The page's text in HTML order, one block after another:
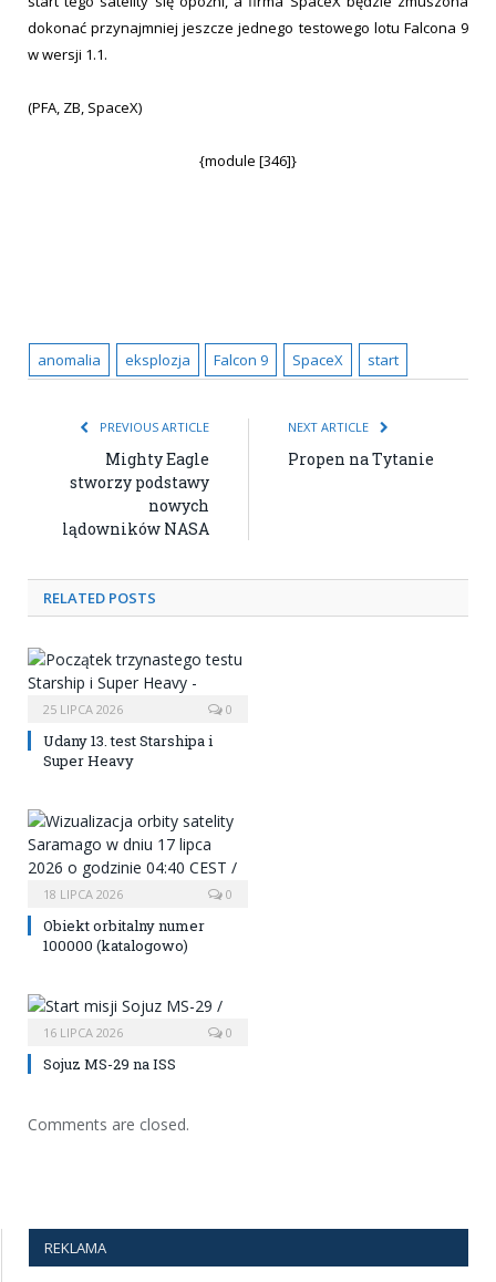
dokonać przynajmniej jeszcze jednego testowego lotu Falcona 9
w wersji 1.1.
(PFA, ZB, SpaceX)
{module [346]}
anomalia eksplozja Falcon 9 SpaceX start
PREVIOUS ARTICLE
Mighty Eagle
stworzy podstawy
nowych
lądowników NASA
NEXT ARTICLE
Propen na Tytanie
RELATED POSTS
25 LIPCA 2026 0
Udany 13. test Starshipa i
Super Heavy
18 LIPCA 2026 0
Obiekt orbitalny numer
100000 (katalogowo)
16 LIPCA 2026 0
Sojuz MS-29 na ISS
Comments are closed.
REKLAMA